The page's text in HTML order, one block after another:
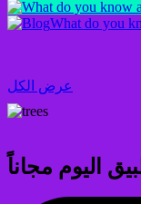
What do you
عرض الكل